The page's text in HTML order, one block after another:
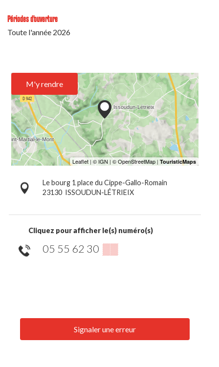
Périodes d'ouverture
Toute l'année 2026
M'y rendre
Le bourg 1 place du Cippe-Gallo-Romain
23130 ISSOUDUN-LÉTRIEIX
Cliquez pour afficher le(s) numéro(s)
05 55 62 30 ▒▒
Signaler une erreur